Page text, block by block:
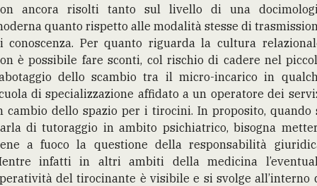
ancora risolti tanto sul livello di una
quanto rispetto alle modalità stesse di
conoscenza. Per quanto riguarda la cultura
è possibile fare sconti, col rischio di cadere nel
dello scambio tra il micro-incarico in
di specializzazione affidato a un operatore dei
cambio dello spazio per i tirocini. In proposito, quando
di tutoraggio in ambito psichiatrico, bisogna
a fuoco la questione della responsabilità
infatti in altri ambiti della medicina
del tirocinante è visibile e si svolge all’interno